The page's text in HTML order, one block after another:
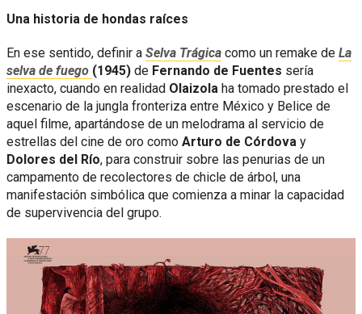
Una historia de hondas raíces
En ese sentido, definir a Selva Trágica como un remake de La
selva de fuego (1945) de Fernando de Fuentes sería
inexacto, cuando en realidad Olaizola ha tomado prestado el
escenario de la jungla fronteriza entre México y Belice de
aquel filme, apartándose de un melodrama al servicio de
estrellas del cine de oro como Arturo de Córdova y
Dolores del Río, para construir sobre las penurias de un
campamento de recolectores de chicle de árbol, una
manifestación simbólica que comienza a minar la capacidad
de supervivencia del grupo.